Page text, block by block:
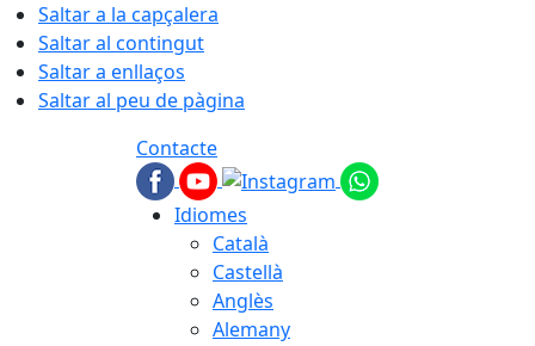
Saltar a la capçalera
Saltar al contingut
Saltar a enllaços
Saltar al peu de pàgina
Contacte
Idiomes
Català
Castellà
Anglès
Alemany